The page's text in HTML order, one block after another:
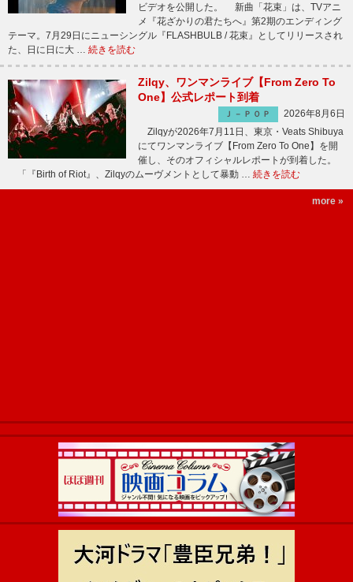
ビデオを公開した。 新曲「花束」は、TVアニ
メ『花ざかりの君たちへ』第2期のエンディング
テーマ。7月29日にニューシングル『FLASHBULB / 花束』としてリリースされ
た、日に日に大 … 続きを読む
Zilqy、ワンマンライブ【From Zero To
One】公式レポート到着
Ｊ－ＰＯＰ
2026年8月6日
Zilqyが2026年7月11日、東京・Veats Shibuya
にてワンマンライブ【From Zero To One】を開
催し、そのオフィシャルレポートが到着した。
「『Birth of Riot』、Zilqyのムーヴメントとして暴動 … 続きを読む
more »